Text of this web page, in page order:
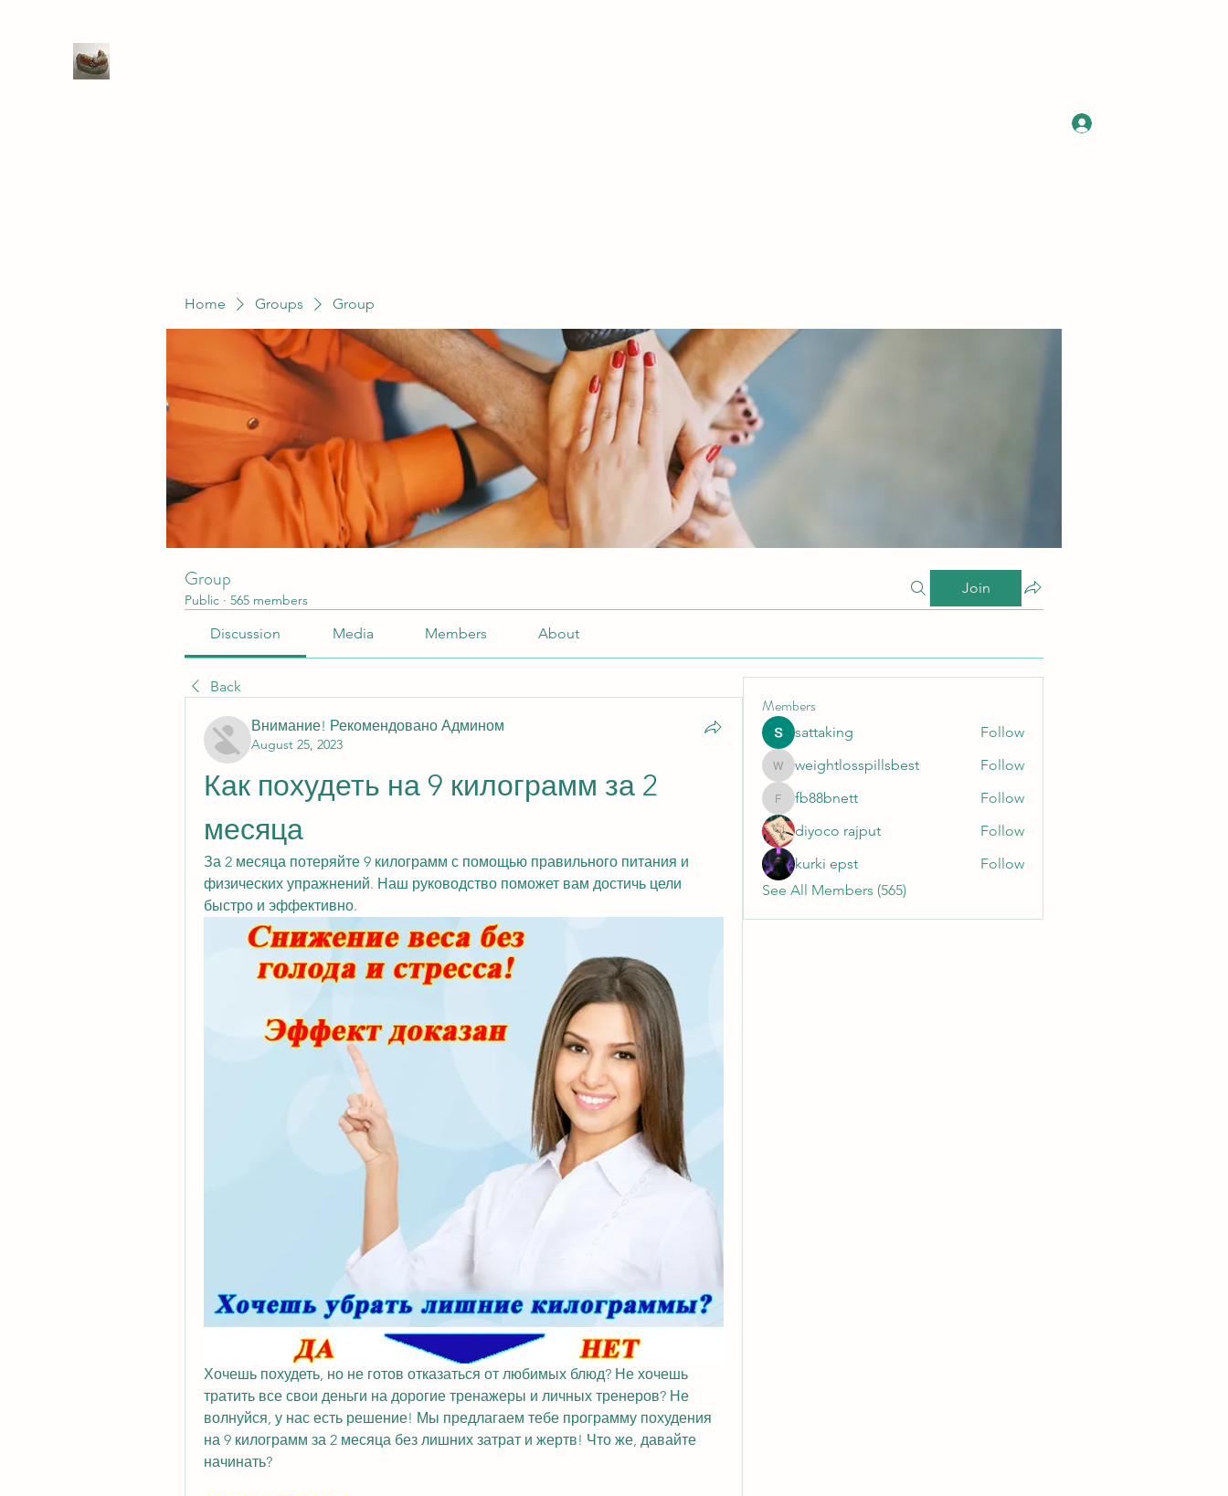
Home Groups Group
Group
Public · 565 members
Join
Discussion Media Members About
Back
Внимание! Рекомендовано Админом
August 25, 2023
Как похудеть на 9 килограмм за 2
месяца
За 2 месяца потеряйте 9 килограмм с помощью правильного питания и
физических упражнений. Наш руководство поможет вам достичь цели
быстро и эффективно.
Хочешь похудеть, но не готов отказаться от любимых блюд? Не хочешь
тратить все свои деньги на дорогие тренажеры и личных тренеров? Не
волнуйся, у нас есть решение! Мы предлагаем тебе программу похудения
на 9 килограмм за 2 месяца без лишних затрат и жертв! Что же, давайте
начинать?
Members
sattaking Follow
weightlosspillsbest
weightlosspillsbest Follow
fb88bnett
fb88bnett
Follow
diyoco rajput
Follow
kurki epst
Follow
See All Members (565)